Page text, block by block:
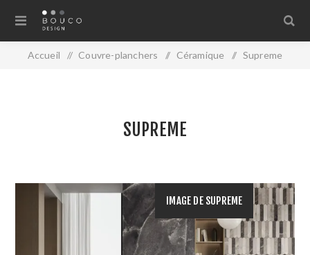
Accueil / Couvre-planchers / Céramique / Supreme
IMAGE DE SUPREME
SUPREME